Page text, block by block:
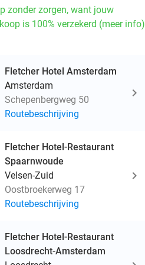
zonder zorgen, want jouw
is 100% verzekerd (meer info)
Fletcher Hotel Amsterdam
Amsterdam
Schepenbergweg 50
Routebeschrijving
Fletcher Hotel-Restaurant
Spaarnwoude
Velsen-Zuid
Oostbroekerweg 17
Routebeschrijving
Fletcher Hotel-Restaurant
Loosdrecht-Amsterdam